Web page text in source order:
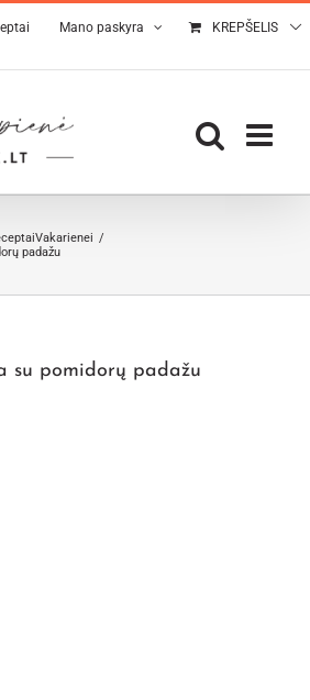
Mano paskyra KREPŠELIS
Vakarienei
padažu
su pomidorų padažu